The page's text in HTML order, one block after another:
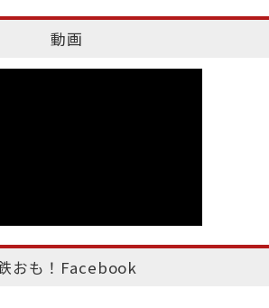
動画
おも！Facebook